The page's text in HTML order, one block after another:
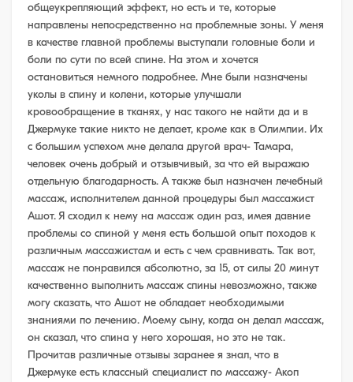
общеукрепляющий эффект, но есть и те, которые
направлены непосредственно на проблемные зоны. У меня
в качестве главной проблемы выступали головные боли и
боли по сути по всей спине. На этом и хочется
остановиться немного подробнее. Мне были назначены
уколы в спину и колени, которые улучшали
кровообращение в тканях, у нас такого не найти да и в
Джермуке такие никто не делает, кроме как в Олимпии. Их
с большим успехом мне делала другой врач- Тамара,
человек очень добрый и отзывчивый, за что ей выражаю
отдельную благодарность. А также был назначен лечебный
массаж, исполнителем данной процедуры был массажист
Ашот. Я сходил к нему на массаж один раз, имея давние
проблемы со спиной у меня есть большой опыт походов к
различным массажистам и есть с чем сравнивать. Так вот,
массаж не понравился абсолютно, за 15, от силы 20 минут
качественно выполнить массаж спины невозможно, также
могу сказать, что Ашот не обладает необходимыми
знаниями по лечению. Моему сыну, когда он делал массаж,
он сказал, что спина у него хорошая, но это не так.
Прочитав различные отзывы заранее я знал, что в
Джермуке есть классный специалист по массажу- Акоп